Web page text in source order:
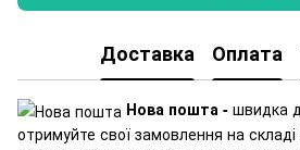
Доставка Оплата
Нова пошта - швидка
отримуйте свої замовлення на